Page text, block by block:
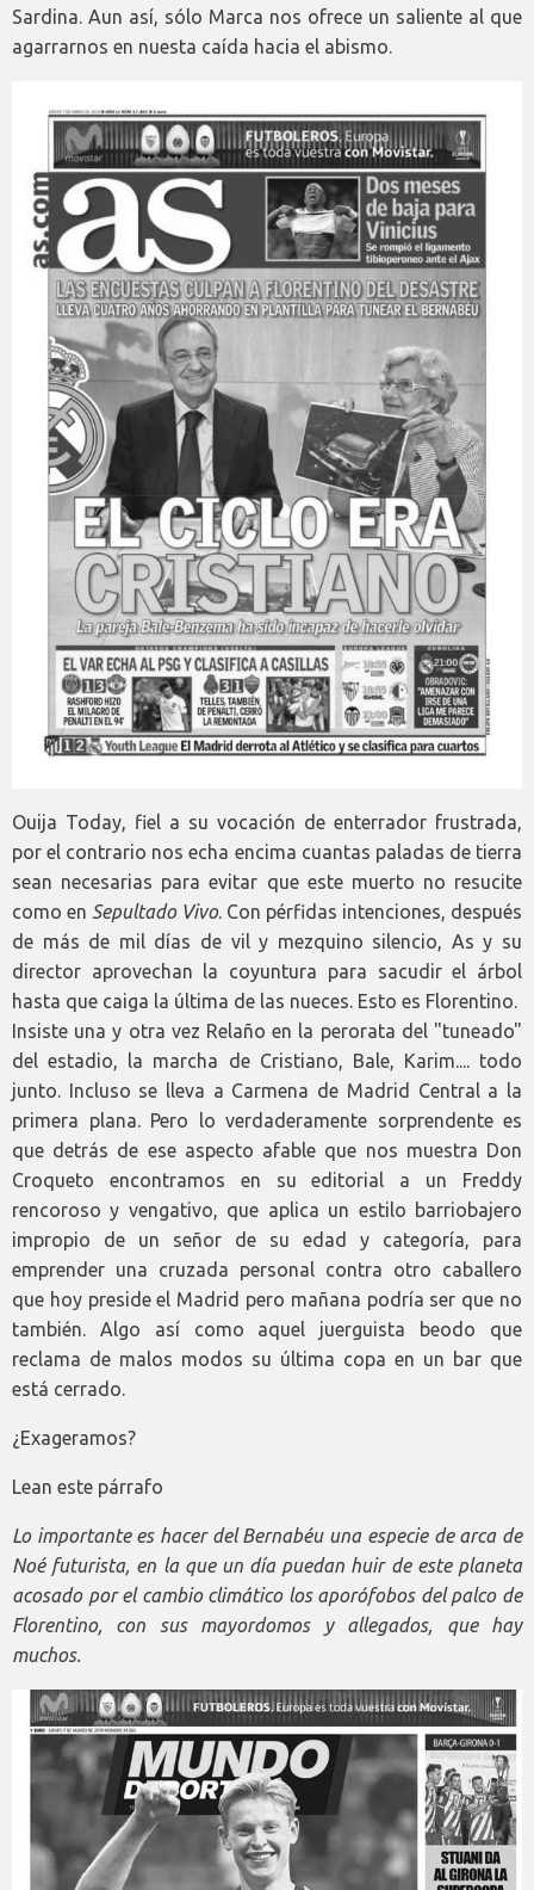
Sardina. Aun así, sólo Marca nos ofrece un saliente al que
agarrarnos en nuesta caída hacia el abismo.
Ouija Today, fiel a su vocación de enterrador frustrada,
por el contrario nos echa encima cuantas paladas de tierra
sean necesarias para evitar que este muerto no resucite
como en Sepultado Vivo. Con pérfidas intenciones, después
de más de mil días de vil y mezquino silencio, As y su
director aprovechan la coyuntura para sacudir el árbol
hasta que caiga la última de las nueces. Esto es Florentino.
Insiste una y otra vez Relaño en la perorata del "tuneado"
del estadio, la marcha de Cristiano, Bale, Karim.... todo
junto. Incluso se lleva a Carmena de Madrid Central a la
primera plana. Pero lo verdaderamente sorprendente es
que detrás de ese aspecto afable que nos muestra Don
Croqueto encontramos en su editorial a un Freddy
rencoroso y vengativo, que aplica un estilo barriobajero
impropio de un señor de su edad y categoría, para
emprender una cruzada personal contra otro caballero
que hoy preside el Madrid pero mañana podría ser que no
también. Algo así como aquel juerguista beodo que
reclama de malos modos su última copa en un bar que
está cerrado.
¿Exageramos?
Lean este párrafo
Lo importante es hacer del Bernabéu una especie de arca de
Noé futurista, en la que un día puedan huir de este planeta
acosado por el cambio climático los aporófobos del palco de
Florentino, con sus mayordomos y allegados, que hay
muchos.